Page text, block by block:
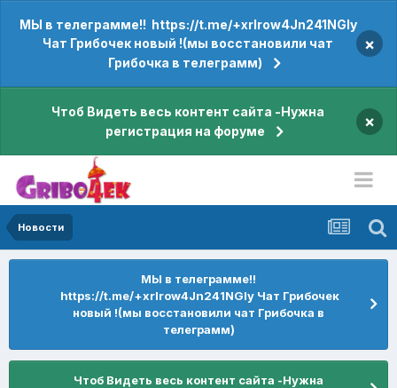
МЫ в телеграмме!! https://t.me/+xrIrow4Jn241NGIy
Чат Грибочек новый !(мы восстановили чат
Грибочка в телеграмм)
×
Чтоб Видеть весь контент сайта -Нужна
регистрация на форуме
×
Новости
МЫ в телеграмме!!
https://t.me/+xrIrow4Jn241NGIy Чат Грибочек
новый !(мы восстановили чат Грибочка в
телеграмм)
Чтоб Видеть весь контент сайта -Нужна